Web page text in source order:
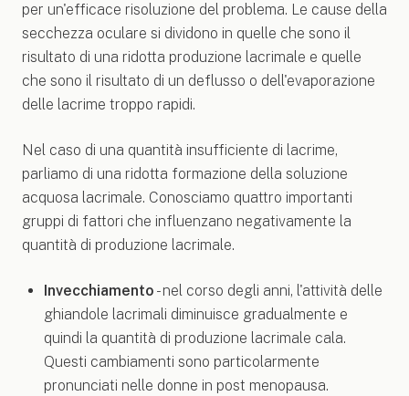
per un'efficace risoluzione del problema. Le cause della
secchezza oculare si dividono in quelle che sono il
risultato di una ridotta produzione lacrimale e quelle
che sono il risultato di un deflusso o dell'evaporazione
delle lacrime troppo rapidi.
Nel caso di una quantità insufficiente di lacrime,
parliamo di una ridotta formazione della soluzione
acquosa lacrimale. Conosciamo quattro importanti
gruppi di fattori che influenzano negativamente la
quantità di produzione lacrimale.
Invecchiamento - nel corso degli anni, l'attività delle
ghiandole lacrimali diminuisce gradualmente e
quindi la quantità di produzione lacrimale cala.
Questi cambiamenti sono particolarmente
pronunciati nelle donne in post menopausa.